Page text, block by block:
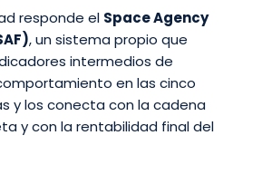
responde el Space Agency
, un sistema propio que
intermedios de
en las cinco
y los conecta con la cadena
y con la rentabilidad final del